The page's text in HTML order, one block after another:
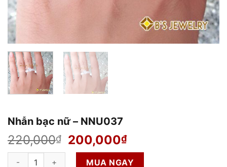
Nhẫn bạc nữ – NNU037
220,000₫
Giá
gốc
200,000₫Giá
hiện
tại
Nhẫn bạc nữ – NNU037 số lượng
MUA NGAY